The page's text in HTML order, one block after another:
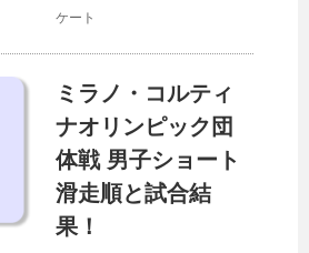
ケート
ミラノ・コルティ
ナオリンピック団
体戦 男子ショート
滑走順と試合結
果！